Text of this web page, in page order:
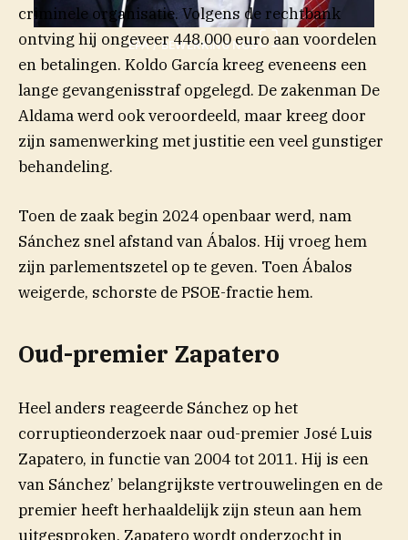
EPA / BEWERKING NOS
criminele organisatie. Volgens de rechtbank
ontving hij ongeveer 448.000 euro aan voordelen
en betalingen. Koldo García kreeg eveneens een
lange gevangenisstraf opgelegd. De zakenman De
Aldama werd ook veroordeeld, maar kreeg door
zijn samenwerking met justitie een veel gunstiger
behandeling.
Toen de zaak begin 2024 openbaar werd, nam
Sánchez snel afstand van Ábalos. Hij vroeg hem
zijn parlementszetel op te geven. Toen Ábalos
weigerde, schorste de PSOE-fractie hem.
Oud-premier Zapatero
Heel anders reageerde Sánchez op het
corruptieonderzoek naar oud-premier José Luis
Zapatero, in functie van 2004 tot 2011. Hij is een
van Sánchez’ belangrijkste vertrouwelingen en de
premier heeft herhaaldelijk zijn steun aan hem
uitgesproken. Zapatero wordt onderzocht in